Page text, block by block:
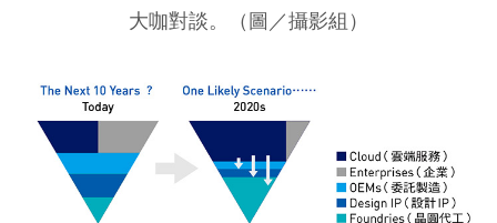
大咖對談。（圖／攝影組）